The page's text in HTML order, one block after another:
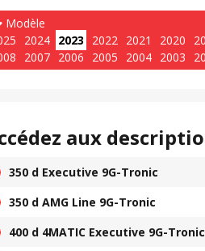
Modèle
2024 2023 2022 2021 2020
2007 2006 2005 2004 2003
aux
350 d Executive 9G-Tronic
350 d AMG Line 9G-Tronic
400 d 4MATIC Executive 9G-Tronic